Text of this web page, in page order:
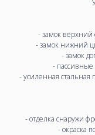
- замок верхний
- замок нижний
- замок
- пассивные
- усиленная стальная
- отделка снаружи
- окраска